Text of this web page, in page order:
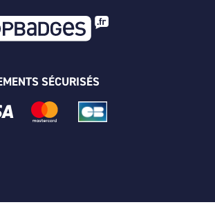
SÉCURISÉS